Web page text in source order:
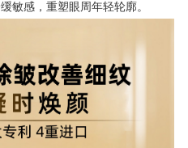
敏感，重塑眼周年轻轮廓。